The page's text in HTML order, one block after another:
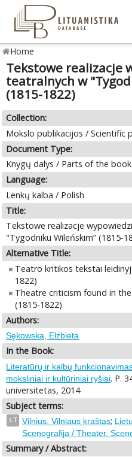
Home
Tekstowe realizacje
teatralnych w
(1815-1822)
Collection:
Mokslo publikacijos / Scientific
Document Type:
Knygų dalys / Parts of the
Language:
Lenkų kalba / Polish
Title:
Tekstowe realizacje
"Tygodniku Wileńskim” (1815-
Alternative Title:
Teatro kritikos tekstai
1822)
Theatre criticism found in
(1815-1822)
Authors:
Sękowska, Elżbieta
In the Book:
Literatūrų ir kalbų
moksliniai ir kultūriniai ryšiai. P.
universitetas, 2014
Subject terms:
LT Vilnius. Vilniaus kraštas;
Scenografija / Theater.
Summary / Abstract: